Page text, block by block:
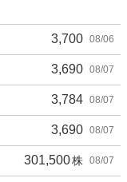
3,700 08/06
3,690 08/07
3,784 08/07
3,690 08/07
301,500株 08/07